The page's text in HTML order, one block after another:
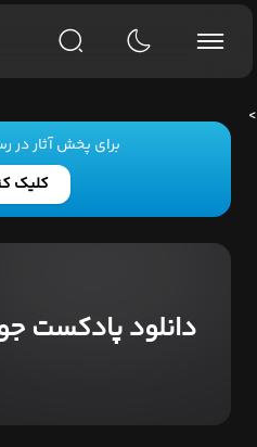
برای پخش آثار در
کلیک
دانلود پادکست
>